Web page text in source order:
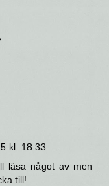
kl. 18:33
läsa något av men
till!